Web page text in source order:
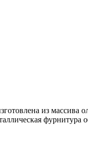
из массива
фурнитура